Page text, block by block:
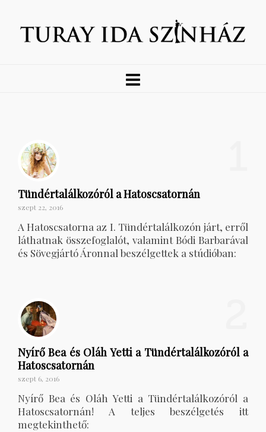
Tündértalálkozóról a Hatoscsatornán
szept 22, 2016
A Hatoscsatorna az I. Tündértalálkozón járt, erről
láthatnak összefoglalót, valamint Bódi Barbarával
és Sövegjártó Áronnal beszélgettek a stúdióban:
Nyírő Bea és Oláh Yetti a Tündértalálkozóról a
Hatoscsatornán
szept 6, 2016
Nyírő Bea és Oláh Yetti a Tündértalálkozóról a
Hatoscsatornán! A teljes beszélgetés itt
megtekinthető: